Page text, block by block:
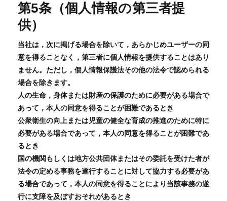
第5条（個人情報の第三者提
供）
当社は，次に掲げる場合を除いて，あらかじめユーザーの同
意を得ることなく，第三者に個人情報を提供することはあり
ません。ただし，個人情報保護法その他の法令で認められる
場合を除きます。
人の生命，身体または財産の保護のために必要がある場合で
あって，本人の同意を得ることが困難であるとき
公衆衛生の向上または児童の健全な育成の推進のために特に
必要がある場合であって，本人の同意を得ることが困難であ
るとき
国の機関もしくは地方公共団体またはその委託を受けた者が
法令の定める事務を遂行することに対して協力する必要があ
る場合であって，本人の同意を得ることにより当該事務の遂
行に支障を及ぼすおそれがあるとき